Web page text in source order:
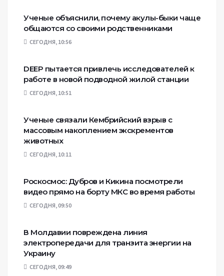
Ученые объяснили, почему акулы-быки чаще
общаются со своими родственниками
СЕГОДНЯ, 10:56
DEEP пытается привлечь исследователей к
работе в новой подводной жилой станции
СЕГОДНЯ, 10:51
Ученые связали Кембрийский взрыв с
массовым накоплением экскрементов
животных
СЕГОДНЯ, 10:11
Роскосмос: Дубров и Кикина посмотрели
видео прямо на борту МКС во время работы
СЕГОДНЯ, 09:50
В Молдавии повреждена линия
электропередачи для транзита энергии на
Украину
СЕГОДНЯ, 09:49